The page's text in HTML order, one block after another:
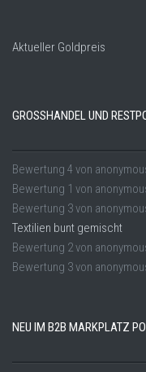
Aktueller Goldpreis
GROSSHANDEL UND
Bewertung 4 von
Bewertung 1 von
Bewertung 3von
Textilien bunt gemischt
Bewertung 2von
Bewertung 3von
NEU IM B2B MARKPLATZ